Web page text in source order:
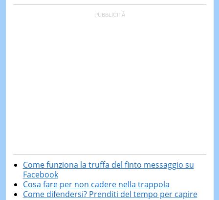
Come funziona la truffa del finto messaggio su
Facebook
Cosa fare per non cadere nella trappola
Come difendersi? Prenditi del tempo per capire